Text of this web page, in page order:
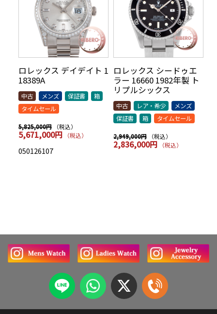
ロレックス デイデイト 1
18389A
中古 メンズ 保証書
箱
タイムセール
5,825,000円 （税込）
5,671,000円 （税込）
050126107
ロレックス シードゥエ
ラー 16660 1982年製 ト
リプルシックス
中古 レア・希少
メンズ
保証書
箱 タイムセール
2,949,000円 （税込）
2,836,000円 （税込）